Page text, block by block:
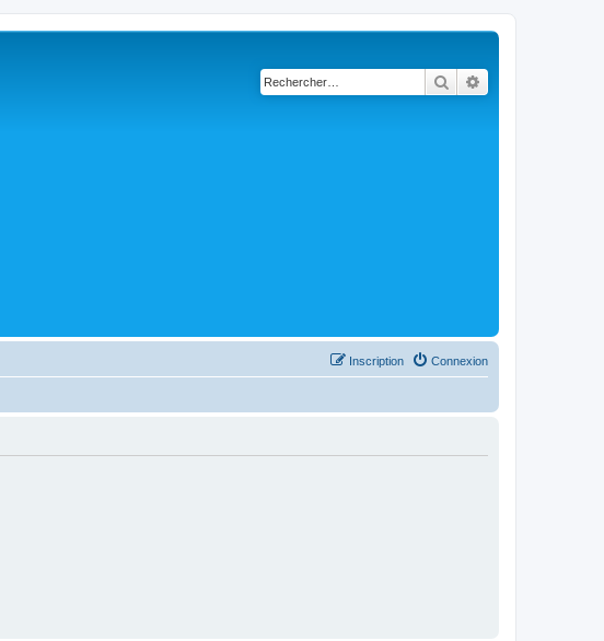
Rechercher
Connexion
Inscription